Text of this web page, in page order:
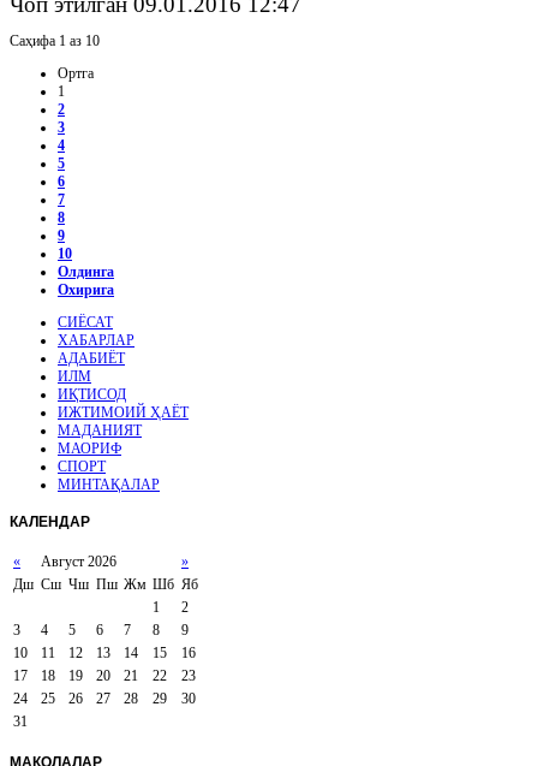
Саҳифа 1 аз 10
Ортга
1
2
3
4
5
6
7
8
9
10
Олдинга
Охирига
СИЁСАТ
ХАБАРЛАР
АДАБИЁТ
ИЛМ
ИҚТИСОД
ИЖТИМОИЙ ҲАЁТ
МАДАНИЯТ
МАОРИФ
СПОРТ
МИНТАҚАЛАР
КАЛЕНДАР
« Август 2026
»
Дш Сш Чш Пш Жм Шб Яб
1
2
3
4 5 6 7 8
9
10
11 12 13 14 15
16
17
18 19 20 21 22
23
24
25 26 27 28 29
30
31
МАҚОЛАЛАР